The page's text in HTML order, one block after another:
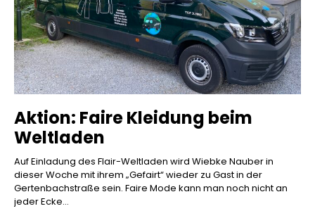
Aktion: Faire Kleidung beim
Weltladen
Auf Einladung des Flair-Weltladen wird Wiebke Nauber in
dieser Woche mit ihrem „Gefairt“ wieder zu Gast in der
Gertenbachstraße sein. Faire Mode kann man noch nicht an
jeder Ecke...